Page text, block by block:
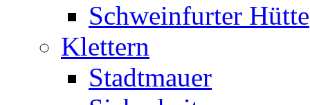
Schweinfurter Hütte
Klettern
Stadtmauer